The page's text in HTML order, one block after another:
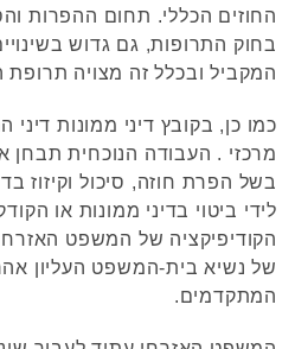
החוזים הכללי. תחום ההפרות
בחוק התרופות, גם גדוש
המקביל ובכלל זה מצויה תרופת
כמו כן, בקובץ דיני ממונות דיני
מרכזי . העבודה הנוכחית תבחן
בשל הפרת חוזה, סיכול וקיזוז
לידי ביטוי בדיני ממונות או
הקודיפיקציה של המשפט
של נשיא בית-המשפט העליון
המתקדמים.